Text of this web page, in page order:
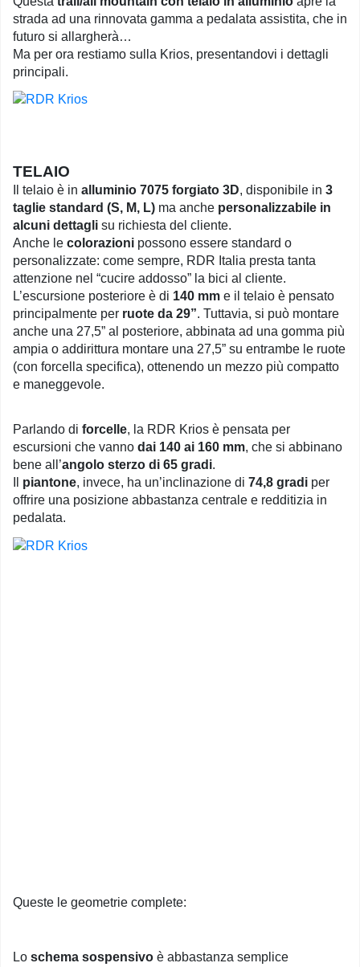
strada ad una rinnovata gamma a pedalata assistita, che in
futuro si allargherà…
Ma per ora restiamo sulla Krios, presentandovi i dettagli
principali.
TELAIO
Il telaio è in alluminio 7075 forgiato 3D, disponibile in 3
taglie standard (S, M, L) ma anche personalizzabile in
alcuni dettagli su richiesta del cliente.
Anche le colorazioni possono essere standard o
personalizzate: come sempre, RDR Italia presta tanta
attenzione nel “cucire addosso” la bici al cliente.
L’escursione posteriore è di 140 mm e il telaio è pensato
principalmente per ruote da 29”. Tuttavia, si può montare
anche una 27,5” al posteriore, abbinata ad una gomma più
ampia o addirittura montare una 27,5” su entrambe le ruote
(con forcella specifica), ottenendo un mezzo più compatto
e maneggevole.
Parlando di forcelle, la RDR Krios è pensata per
escursioni che vanno dai 140 ai 160 mm, che si abbinano
bene all’angolo sterzo di 65 gradi.
piantone, invece, ha un’inclinazione di 74,8 gradi per
offrire una posizione abbastanza centrale e redditizia in
pedalata.
Queste le geometrie complete:
Lo schema sospensivo è abbastanza semplice